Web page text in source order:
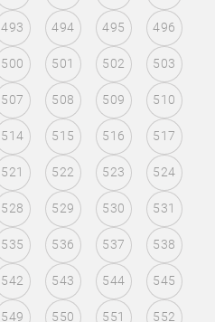
493 494 495 496
500 501 502 503
507 508 509 510
514 515 516 517
521 522 523 524
528 529 530 531
535 536 537 538
542 543 544 545
549 550 551 552